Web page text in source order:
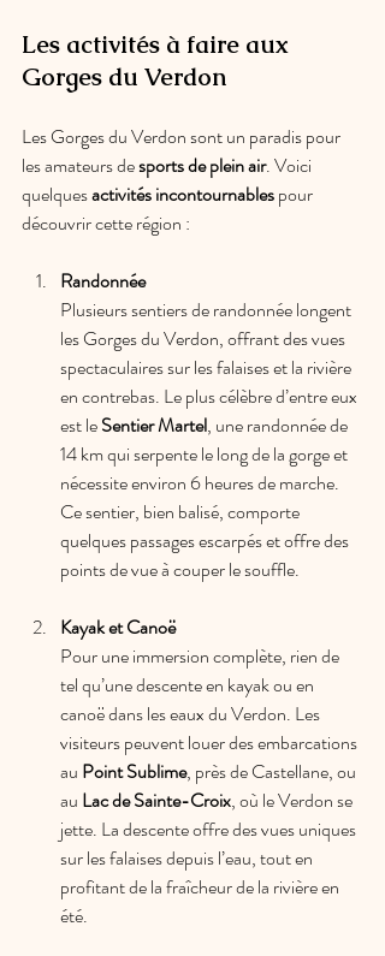
Les activités à faire aux
Gorges du Verdon
Les Gorges du Verdon sont un paradis pour
les amateurs de sports de plein air. Voici
quelques activités incontournables pour
découvrir cette région :
Randonnée
Plusieurs sentiers de randonnée longent
les Gorges du Verdon, offrant des vues
spectaculaires sur les falaises et la rivière
en contrebas. Le plus célèbre d’entre eux
est le Sentier Martel, une randonnée de
14 km qui serpente le long de la gorge et
nécessite environ 6 heures de marche.
Ce sentier, bien balisé, comporte
quelques passages escarpés et offre des
points de vue à couper le souffle.
Kayak et Canoë
Pour une immersion complète, rien de
tel qu’une descente en kayak ou en
canoë dans les eaux du Verdon. Les
visiteurs peuvent louer des embarcations
au Point Sublime, près de Castellane, ou
au Lac de Sainte-Croix, où le Verdon se
jette. La descente offre des vues uniques
sur les falaises depuis l’eau, tout en
profitant de la fraîcheur de la rivière en
été.